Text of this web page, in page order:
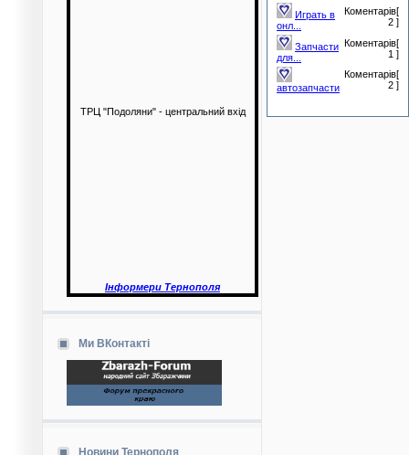
ТРЦ "Подоляни" - центральний вхід
Інформери Тернополя
Ми ВКонтакті
Новини Тернополя
Играть в
онл...
Коментарів[
2 ]
Запчасти
для...
Коментарів[
1 ]
автозапчасти
Коментарів[
2 ]